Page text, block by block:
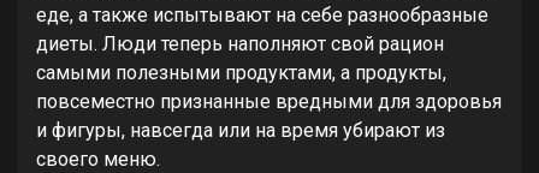
еде, а также испытывают на себе разнообразные
диеты. Люди теперь наполняют свой рацион
самыми полезными продуктами, а продукты,
повсеместно признанные вредными для здоровья
и фигуры, навсегда или на время убирают из
своего меню.